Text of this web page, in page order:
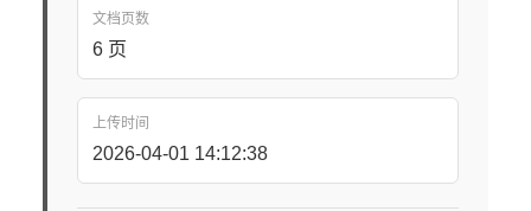
文档页数
6 页
上传时间
2026-04-01 14:12:38